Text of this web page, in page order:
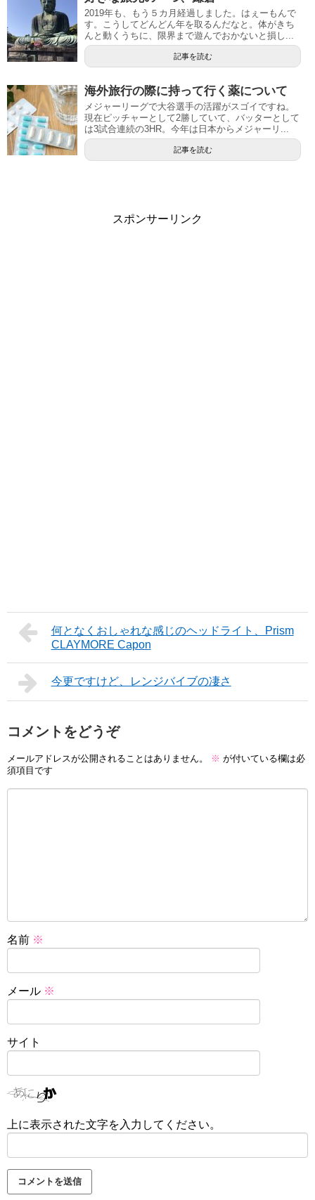
2019年も、もう５カ月経過しました。はぇーもんで
す。こうしてどんどん年を取るんだなと。体がきち
んと動くうちに、限界まで遊んでおかないと損し...
記事を読む
海外旅行の際に持って行く薬について
メジャーリーグで大谷選手の活躍がスゴイですね。
現在ピッチャーとして2勝していて、バッターとして
は3試合連続の3HR。今年は日本からメジャーリ...
記事を読む
スポンサーリンク
何となくおしゃれな感じのヘッドライト、Prism
CLAYMORE Capon
今更ですけど、レンジバイブの凄さ
コメントをどうぞ
メールアドレスが公開されることはありません。 ※ が付いている欄は必
須項目です
名前 ※
メール ※
サイト
上に表示された文字を入力してください。